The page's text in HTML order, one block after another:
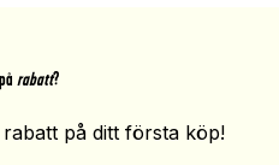
rabatt?
på ditt första köp!